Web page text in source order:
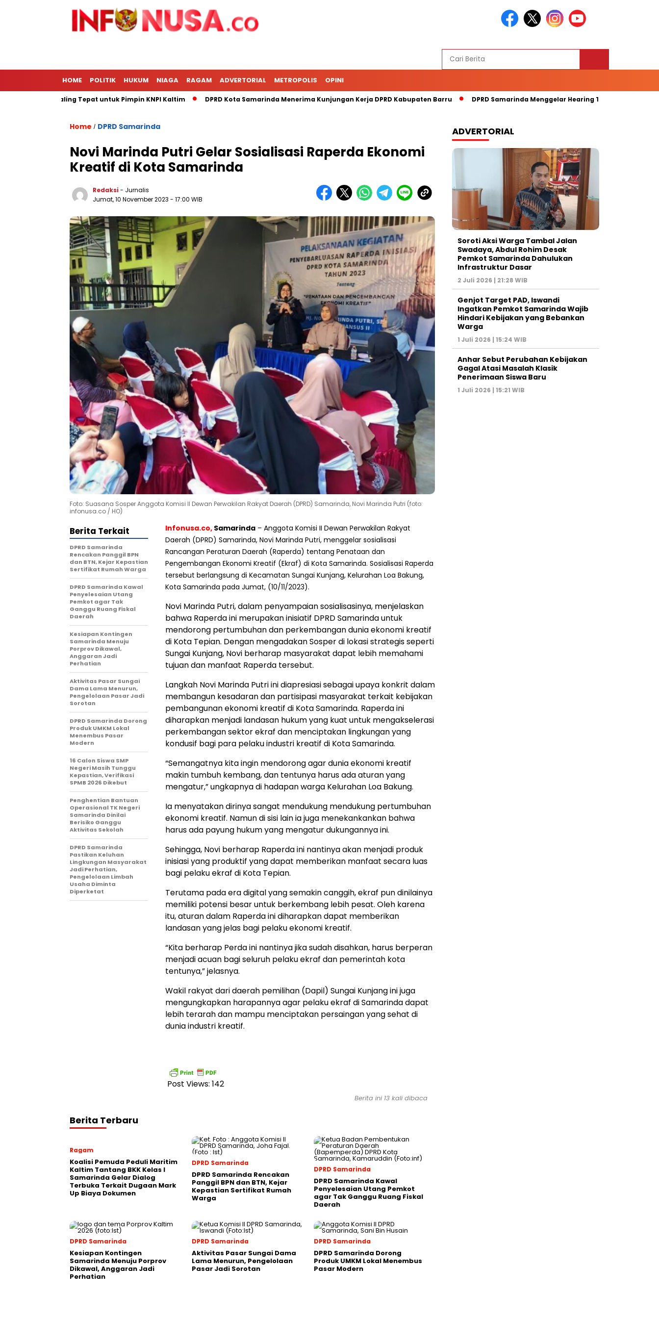
HOME POLITIK HUKUM NIAGA RAGAM ADVERTORIAL METROPOLIS OPINI
Afrizal Paling Tepat untuk Pimpin KNPI Kaltim DPRD Kota Samarinda Menerima Kunjungan Kerja DPRD Kabupaten Barru DPRD Samarinda Menggelar Hearing Terkait Kelangkaan
Home / DPRD Samarinda
Novi Marinda Putri Gelar Sosialisasi Raperda Ekonomi
Kreatif di Kota Samarinda
Redaksi - Jurnalis
Jumat, 10 November 2023 - 17:00 WIB
Foto: Suasana Sosper Anggota Komisi II Dewan Perwakilan Rakyat Daerah (DPRD) Samarinda, Novi Marinda Putri (foto:
infonusa.co / HO)
Infonusa.co, Samarinda – Anggota Komisi II Dewan Perwakilan Rakyat
Daerah (DPRD) Samarinda, Novi Marinda Putri, menggelar sosialisasi
Rancangan Peraturan Daerah (Raperda) tentang Penataan dan
Pengembangan Ekonomi Kreatif (Ekraf) di Kota Samarinda. Sosialisasi Raperda
tersebut berlangsung di Kecamatan Sungai Kunjang, Kelurahan Loa Bakung,
Kota Samarinda pada Jumat, (10/11/2023).
Novi Marinda Putri, dalam penyampaian sosialisasinya, menjelaskan
bahwa Raperda ini merupakan inisiatif DPRD Samarinda untuk
mendorong pertumbuhan dan perkembangan dunia ekonomi kreatif
di Kota Tepian. Dengan mengadakan Sosper di lokasi strategis seperti
Sungai Kunjang, Novi berharap masyarakat dapat lebih memahami
tujuan dan manfaat Raperda tersebut.
Langkah Novi Marinda Putri ini diapresiasi sebagai upaya konkrit dalam
membangun kesadaran dan partisipasi masyarakat terkait kebijakan
pembangunan ekonomi kreatif di Kota Samarinda. Raperda ini
diharapkan menjadi landasan hukum yang kuat untuk mengakselerasi
perkembangan sektor ekraf dan menciptakan lingkungan yang
kondusif bagi para pelaku industri kreatif di Kota Samarinda.
“Semangatnya kita ingin mendorong agar dunia ekonomi kreatif
makin tumbuh kembang, dan tentunya harus ada aturan yang
mengatur,” ungkapnya di hadapan warga Kelurahan Loa Bakung.
Ia menyatakan dirinya sangat mendukung mendukung pertumbuhan
ekonomi kreatif. Namun di sisi lain ia juga menekankankan bahwa
harus ada payung hukum yang mengatur dukungannya ini.
Sehingga, Novi berharap Raperda ini nantinya akan menjadi produk
inisiasi yang produktif yang dapat memberikan manfaat secara luas
bagi pelaku ekraf di Kota Tepian.
Terutama pada era digital yang semakin canggih, ekraf pun dinilainya
memiliki potensi besar untuk berkembang lebih pesat. Oleh karena
itu, aturan dalam Raperda ini diharapkan dapat memberikan
landasan yang jelas bagi pelaku ekonomi kreatif.
“Kita berharap Perda ini nantinya jika sudah disahkan, harus berperan
menjadi acuan bagi seluruh pelaku ekraf dan pemerintah kota
tentunya,” jelasnya.
Wakil rakyat dari daerah pemilihan (Dapil) Sungai Kunjang ini juga
mengungkapkan harapannya agar pelaku ekraf di Samarinda dapat
lebih terarah dan mampu menciptakan persaingan yang sehat di
dunia industri kreatif.
Post Views: 142
Berita Terkait
DPRD Samarinda
Rencakan Panggil BPN
dan BTN, Kejar Kepastian
Sertifikat Rumah Warga
DPRD Samarinda Kawal
Penyelesaian Utang
Pemkot agar Tak
Ganggu Ruang Fiskal
Daerah
Kesiapan Kontingen
Samarinda Menuju
Porprov Dikawal,
Anggaran Jadi
Perhatian
Aktivitas Pasar Sungai
Dama Lama Menurun,
Pengelolaan Pasar Jadi
Sorotan
DPRD Samarinda Dorong
Produk UMKM Lokal
Menembus Pasar
Modern
16 Calon Siswa SMP
Negeri Masih Tunggu
Kepastian, Verifikasi
SPMB 2026 Dikebut
Penghentian Bantuan
Operasional TK Negeri
Samarinda Dinilai
Berisiko Ganggu
Aktivitas Sekolah
DPRD Samarinda
Pastikan Keluhan
Lingkungan Masyarakat
Jadi Perhatian,
Pengelolaan Limbah
Usaha Diminta
Diperketat
Berita ini 13 kali dibaca
Berita Terbaru
Ragam
Koalisi Pemuda Peduli Maritim
Kaltim Tantang BKK Kelas I
Samarinda Gelar Dialog
Terbuka Terkait Dugaan Mark
Up Biaya Dokumen
DPRD Samarinda
DPRD Samarinda Rencakan
Panggil BPN dan BTN, Kejar
Kepastian Sertifikat Rumah
Warga
DPRD Samarinda
DPRD Samarinda Kawal
Penyelesaian Utang Pemkot
agar Tak Ganggu Ruang Fiskal
Daerah
DPRD Samarinda
Kesiapan Kontingen
Samarinda Menuju Porprov
Dikawal, Anggaran Jadi
Perhatian
DPRD Samarinda
Aktivitas Pasar Sungai Dama
Lama Menurun, Pengelolaan
Pasar Jadi Sorotan
DPRD Samarinda
DPRD Samarinda Dorong
Produk UMKM Lokal Menembus
Pasar Modern
ADVERTORIAL
Soroti Aksi Warga Tambal Jalan
Swadaya, Abdul Rohim Desak
Pemkot Samarinda Dahulukan
Infrastruktur Dasar
2 Juli 2026 | 21:28 WIB
Genjot Target PAD, Iswandi
Ingatkan Pemkot Samarinda Wajib
Hindari Kebijakan yang Bebankan
Warga
1 Juli 2026 | 15:24 WIB
Anhar Sebut Perubahan Kebijakan
Gagal Atasi Masalah Klasik
Penerimaan Siswa Baru
1 Juli 2026 | 15:21 WIB